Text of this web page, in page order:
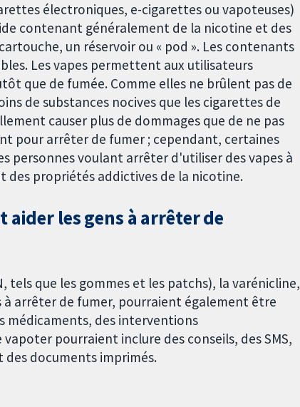
électroniques, e-cigarettes ou vapoteuses)
contenant généralement de la nicotine et des
un réservoir ou « pod ». Les contenants
Les vapes permettent aux utilisateurs
que de fumée. Comme elles ne brûlent pas de
de substances nocives que les cigarettes de
causer plus de dommages que de ne pas
pour arrêter de fumer ; cependant, certaines
personnes voulant arrêter d'utiliser des vapes à
propriétés addictives de la nicotine.
les gens à arrêter de
que les gommes et les patchs), la varénicline,
arrêter de fumer, pourraient également être
médicaments, des interventions
pourraient inclure des conseils, des SMS,
documents imprimés.